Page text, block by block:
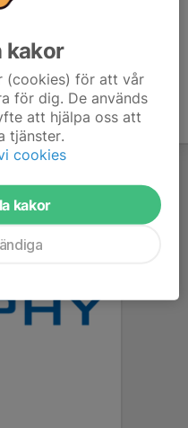
kakor
(cookies) för att vår
för dig. De används
att hjälpa oss att
tjänster.
cookies
kakor